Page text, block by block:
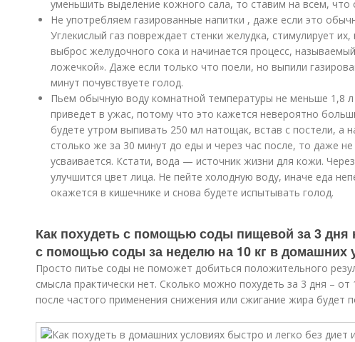
уменьшить выделение кожного сала, то ставим на всем, что
Не употребляем газированные напитки , даже если это
Углекислый газ повреждает стенки желудка, стимулирует их,
выброс желудочного сока и начинается процесс,
ложечкой». Даже если только что поели, но выпили
минут почувствуете голод.
Пьем обычную воду комнатной температуры не меньше 1,8 л
приведет в ужас, потому что это кажется невероятно
будете утром выпивать 250 мл натощак, встав с постели, а
столько же за 30 минут до еды и через час после, то даже
усваивается. Кстати, вода — источник жизни для кожи.
улучшится цвет лица. Не пейте холодную воду, иначе еда
окажется в кишечнике и снова будете испытывать голод.
Как похудеть с помощью соды пищевой за 3 дня
с помощью соды за неделю на 10 кг в домашних
Просто питье соды не поможет добиться положительного
смысла практически нет. Сколько можно похудеть за 3 дня –
после частого применения снижения или сжигание жира будет